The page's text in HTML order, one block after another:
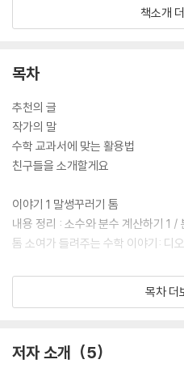
오히려 그 일을 하고 싶게 만듭니다.
갔다가 뜻밖의 사건을 목격하고, 유
거리를 계산하고, 시간을 따져 보고,
수와 소수의 계산이 중요한 실마리가
근차근 해결하다 보면, 고학년 수학의
느덧 쉽고 재미있는 모험처럼 다가올
책소개
목차
추천의 글
작가의 말
수학 교과서에 맞는 활용법
친구들을 소개할게요
이야기 1 말썽꾸러기 톰
내용 정리 : 소수와 분수 계산하기 1 /
톰 소여가 들려주는 수학 이야기: 디
이야기 2 공동묘지 사건
내용 정리 : 소수와 분수 계산하기 2
이야기 3 해적 놀이
목차 더
저자 소개 5